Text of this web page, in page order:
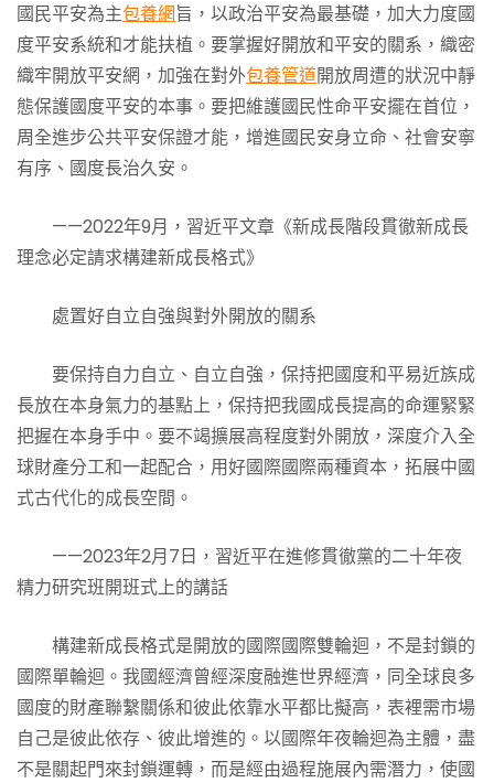
國民平安為主包養網旨，以政治平安為最基礎，加大力度國
度平安系統和才能扶植。要掌握好開放和平安的關系，織密
織牢開放平安網，加強在對外包養管道開放周遭的狀況中靜
態保護國度平安的本事。要把維護國民性命平安擺在首位，
周全進步公共平安保證才能，增進國民安身立命、社會安寧
有序、國度長治久安。
——2022年9月，習近平文章《新成長階段貫徹新成長
理念必定請求構建新成長格式》
處置好自立自強與對外開放的關系
要保持自力自立、自立自強，保持把國度和平易近族成
長放在本身氣力的基點上，保持把我國成長提高的命運緊緊
把握在本身手中。要不竭擴展高程度對外開放，深度介入全
球財產分工和一起配合，用好國際國際兩種資本，拓展中國
式古代化的成長空間。
——2023年2月7日，習近平在進修貫徹黨的二十年夜
精力研究班開班式上的講話
構建新成長格式是開放的國際國際雙輪迴，不是封鎖的
國際單輪迴。我國經濟曾經深度融進世界經濟，同全球良多
國度的財產聯繫關係和彼此依靠水平都比擬高，表裡需市場
自己是彼此依存、彼此增進的。以國際年夜輪迴為主體，盡
不是關起門來封鎖運轉，而是經由過程施展內需潛力，使國